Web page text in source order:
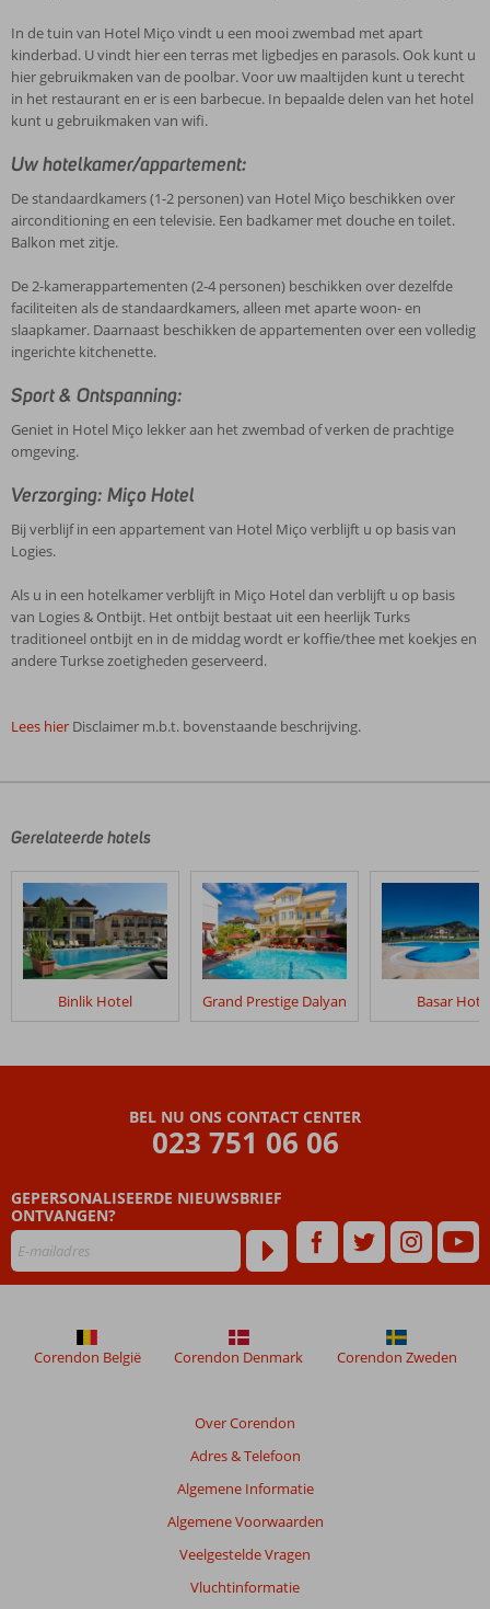
In de tuin van Hotel Miço vindt u een mooi zwembad met apart
kinderbad. U vindt hier een terras met ligbedjes en parasols. Ook kunt u
hier gebruikmaken van de poolbar. Voor uw maaltijden kunt u terecht
in het restaurant en er is een barbecue. In bepaalde delen van het hotel
kunt u gebruikmaken van wifi.
Uw hotelkamer/appartement:
De standaardkamers (1-2 personen) van Hotel Miço beschikken over
airconditioning en een televisie. Een badkamer met douche en toilet.
Balkon met zitje.
De 2-kamerappartementen (2-4 personen) beschikken over dezelfde
faciliteiten als de standaardkamers, alleen met aparte woon- en
slaapkamer. Daarnaast beschikken de appartementen over een volledig
ingerichte kitchenette.
Sport & Ontspanning:
Geniet in Hotel Miço lekker aan het zwembad of verken de prachtige
omgeving.
Verzorging: Miço Hotel
Bij verblijf in een appartement van Hotel Miço verblijft u op basis van
Logies.
Als u in een hotelkamer verblijft in Miço Hotel dan verblijft u op basis
van Logies & Ontbijt. Het ontbijt bestaat uit een heerlijk Turks
traditioneel ontbijt en in de middag wordt er koffie/thee met koekjes en
andere Turkse zoetigheden geserveerd.
Lees hier Disclaimer m.b.t. bovenstaande beschrijving.
door
klanten
geschreven
na
hun
verblijf
48
maanden
meer
om
de
Gerelateerde hotels
Binlik Hotel Grand Prestige Dalyan Basar
BEL NU ONS CONTACT CENTER
023 751 06 06
GEPERSONALISEERDE NIEUWSBRIEF
ONTVANGEN?
Over Corendon
Adres & Telefoon
Algemene Informatie
Algemene Voorwaarden
Veelgestelde Vragen
Vluchtinformatie
Corendon België Corendon Denmark Corendon Zweden